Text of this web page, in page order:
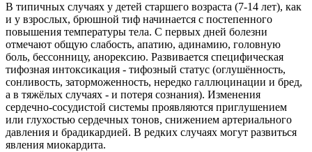
В типичных случаях у детей старшего возраста (7-14 лет), как
и у взрослых, брюшной тиф начинается с постепенного
повышения температуры тела. С первых дней болезни
отмечают общую слабость, апатию, адинамию, головную
боль, бессонницу, анорексию. Развивается специфическая
тифозная интоксикация - тифозный статус (оглушённость,
сонливость, заторможенность, нередко галлюцинации и бред,
а в тяжёлых случаях - и потеря сознания). Изменения
сердечно-сосудистой системы проявляются приглушением
или глухостью сердечных тонов, снижением артериального
давления и брадикардией. В редких случаях могут развиться
явления миокардита.